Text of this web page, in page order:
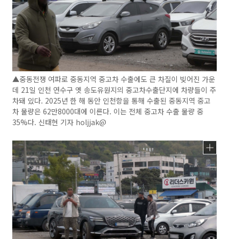
▲중동전쟁 여파로 중동지역 중고차 수출에도 큰 차질이 빚어진 가운
데 21일 인천 연수구 옛 송도유원지의 중고차수출단지에 차량들이 주
차돼 있다. 2025년 한 해 동안 인천항을 통해 수출된 중동지역 중고
차 물량은 62만8000대에 이른다. 이는 전체 중고차 수출 물량 중
35%다. 신태현 기자 holjjak@